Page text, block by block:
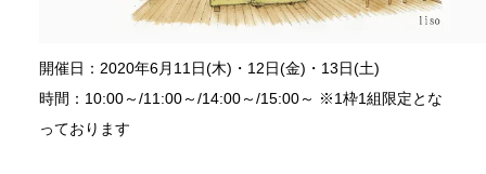
開催日： 2020年6月11日(木)・12日(金)・13日(土)
時間： 10:00～/11:00～/14:00～/15:00～ ※1枠1組限定とな
っております